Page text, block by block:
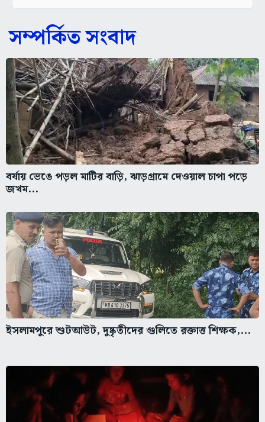
সম্পর্কিত সংবাদ
বর্ষায় ভেঙে পড়ল মাটির বাড়ি, ঝাড়গ্রামে দেওয়াল চাপা পড়ে
জখম...
ইসলামপুরে শুটআউট, দুষ্কৃতীদের গুলিতে রক্তাত্ত শিক্ষক,...